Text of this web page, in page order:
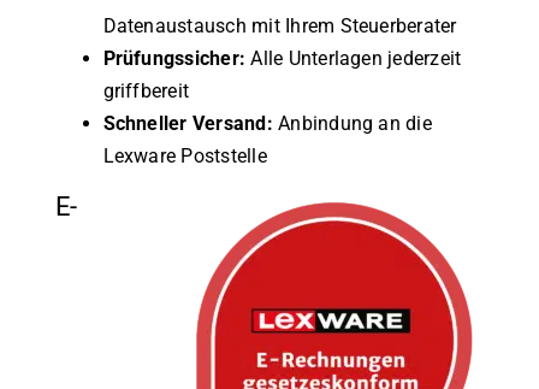
Datenaustausch mit Ihrem Steuerberater
Prüfungssicher: Alle Unterlagen jederzeit
griffbereit
Schneller Versand: Anbindung an die
Lexware Poststelle
E-